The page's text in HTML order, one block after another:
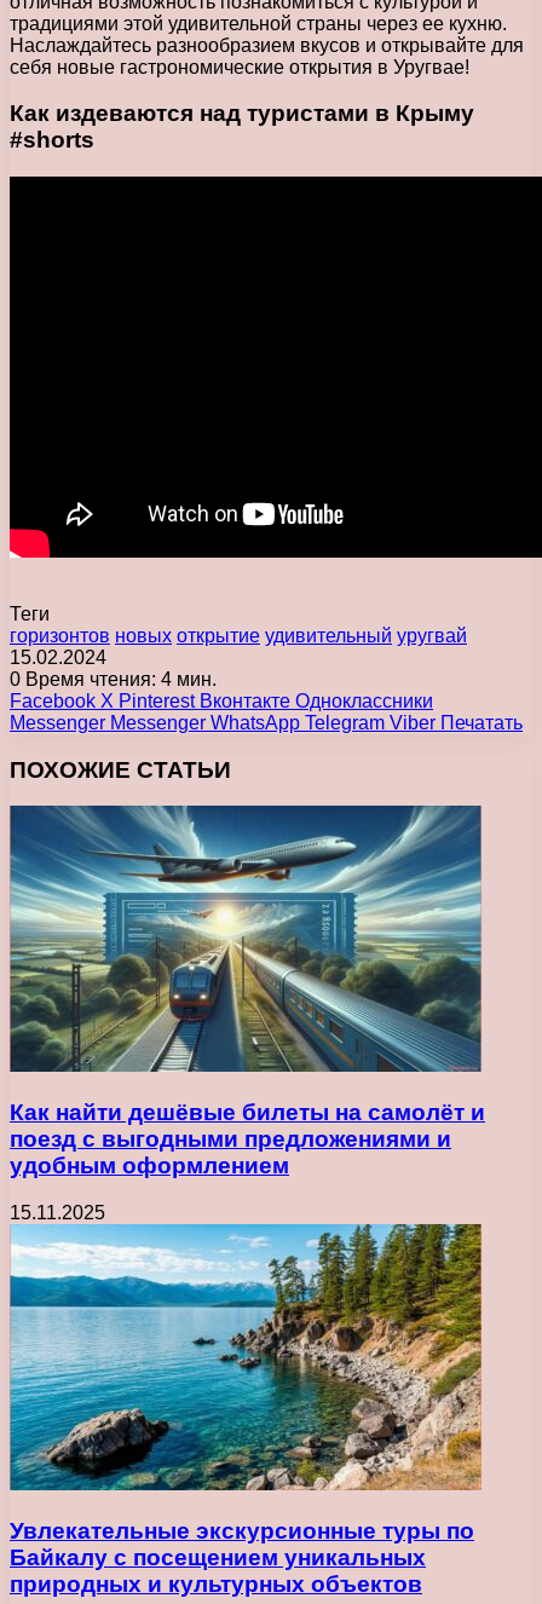
традициями этой удивительной страны через ее кухню.
Наслаждайтесь разнообразием вкусов и открывайте для
себя новые гастрономические открытия в Уругвае!
Как издеваются над туристами в Крыму
#shorts
Теги
горизонтов новых открытие удивительный уругвай
15.02.2024
0 Время чтения: 4 мин.
Facebook X Pinterest Вконтакте Одноклассники
Messenger Messenger WhatsApp Telegram Viber Печатать
ПОХОЖИЕ СТАТЬИ
Как найти дешёвые билеты на самолёт и
поезд с выгодными предложениями и
удобным оформлением
15.11.2025
Увлекательные экскурсионные туры по
Байкалу с посещением уникальных
природных и культурных объектов